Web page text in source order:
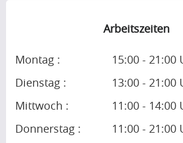
Arbeitszeiten
Montag :
15:00 - 21:00
Dienstag :
13:00 - 21:00
Mittwoch :
11:00 - 14:00
Donnerstag :
11:00 - 21:00